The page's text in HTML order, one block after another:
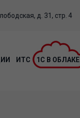
д. 31, стр. 4
ИТС 1С В ОБЛАКЕ